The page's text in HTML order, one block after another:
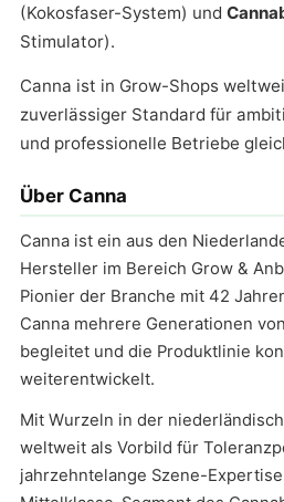
(Kokosfaser-System) und
Stimulator).
Canna ist in Grow-Shops
zuverlässiger Standard für
und professionelle Betriebe
Über Canna
Canna ist ein aus den
Hersteller im Bereich Grow &
Pionier der Branche mit 42
Canna mehrere Generationen
begleitet und die Produktlinie
weiterentwickelt.
Mit Wurzeln in der
weltweit als Vorbild für
jahrzehntelange Szene-